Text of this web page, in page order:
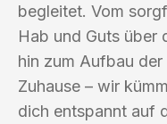
begleitet. Vom
Hab und Guts über
hin zum Aufbau
Zuhause – wir
dich entspannt auf